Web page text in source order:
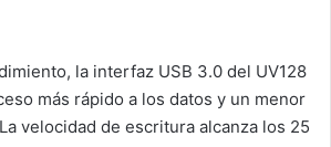
la interfaz USB 3.0 del UV128
más rápido a los datos y un menor
velocidad de escritura alcanza los 25